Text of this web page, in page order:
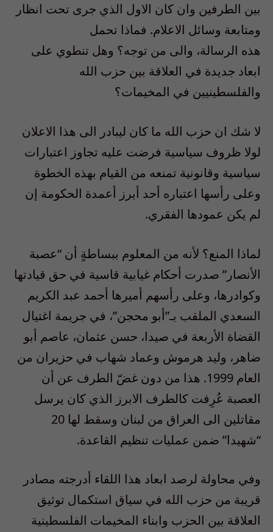
بين الطرفين وان كان الاول الذي جرى تحت انظار
ومتابعة وسائل الاعلام. فماذا تحمل
هذه الرسالة، والى من توجه؟ وهل تنطوي على
ابعاد جديدة في العلاقة بين حزب الله
والفلسطينيين في المخيمات؟
لا شك ان حزب الله ما كان ليبادر الى هذا الاعلان
لولا ظروف سياسية فرضت عليه تجاوز اعتبارات
سياسية وقانونية تمنعه من القيام بهذه الخطوة
وعلى رأسها اعتباره أحد أبرز أعمدة الحكومة إن
لم يكن عمودها الفقري.
لماذا المنع؟ لأنه من المعلوم ببساطةٍ أن “عصبة
الأنصار” صدرت أحكام غيابية قاسية في حق قيادتها
وكوادرها، وعلى رأسهم أميرها أحمد عبد الكريم
السعدي الملقب بـ”أبو محجن”، في جريمة اغتيال
القضاة الأربعة في صيدا، حسن عثمان، عاصم أبو
ضاهر، وليد هرموش وعماد شهاب في حزيران من
العام 1999. هذا من دون غضّ الطرف عن أن
العصبة عُرِفت كالطرف الابرز الذي كان يرسل
مقاتلين الى العراق من لبنان وسقط لها 20
“شهيدا” ضمن عمليات تنظيم القاعدة.
وفي محاولة لرصد ابعاد هذا اللقاء أدرجته مصادر
قريبة من حزب الله في سياق استكمال توثيق
العلاقة بين الحزب وابناء المخيمات الفلسطينية